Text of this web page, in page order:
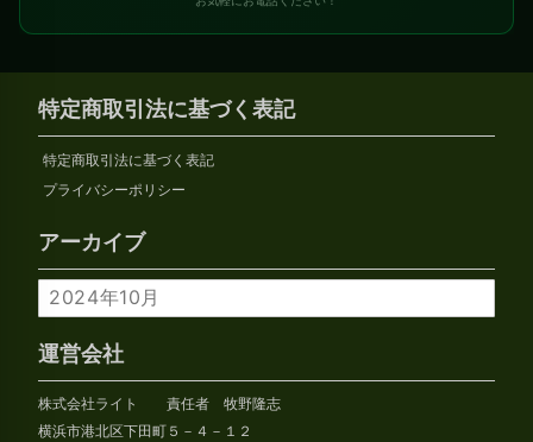
特定商取引法に基づく表記
特定商取引法に基づく表記
プライバシーポリシー
アーカイブ
ア
ー
カ
イ
ブ
運営会社
株式会社ライト 責任者 牧野隆志
横浜市港北区下田町５－４－１２